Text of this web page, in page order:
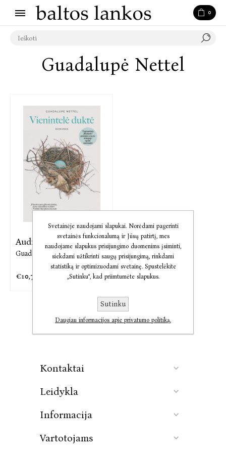
0
Guadalupė Nettel
Audio Vienintelė duktė
Guadalupė Nettel
€10,71
Kontaktai
Leidykla
Informacija
Vartotojams
Svetainėje naudojami slapukai. Norėdami pagerinti
svetainės funkcionalumą ir Jūsų patirtį, mes
naudojame slapukus prisijungimo duomenims įsiminti,
siekdami užtikrinti saugų prisijungimą, rinkdami
statistiką ir optimizuodami svetainę. Spustelėkite
„Sutinku“, kad priimtumėte slapukus.
Sutinku
Daugiau informacijos apie privatumo politiką.